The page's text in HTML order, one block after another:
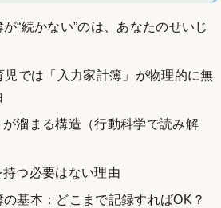
“続かない”のは、あなたのせいじ
児では「入力家計簿」が物理的に無
が溜まる構造（行動科学で読み解
つ必要はない理由
の基本：どこまで記録すればOK？